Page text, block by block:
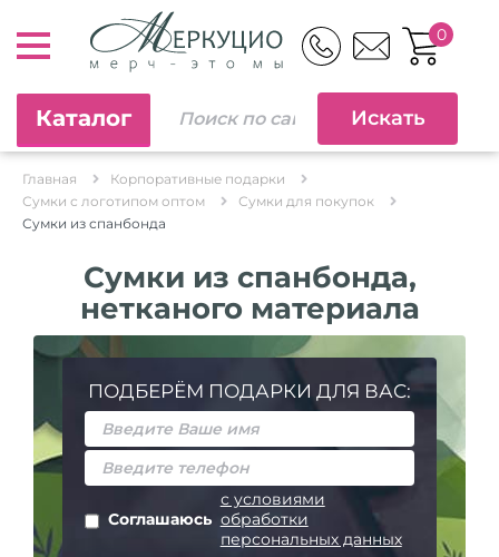
0
Каталог
Главная
Корпоративные подарки
Сумки с логотипом оптом
Сумки для покупок
Сумки из спанбонда
Сумки из спанбонда,
нетканого материала
ПОДБЕРЁМ ПОДАРКИ ДЛЯ ВАС:
Соглашаюсь
с условиями
обработки
персональных данных